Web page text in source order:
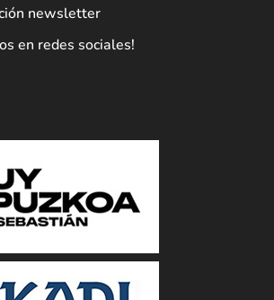
newsletter
en redes sociales!